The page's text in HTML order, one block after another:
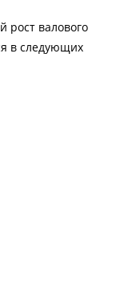
рост валового
в следующих